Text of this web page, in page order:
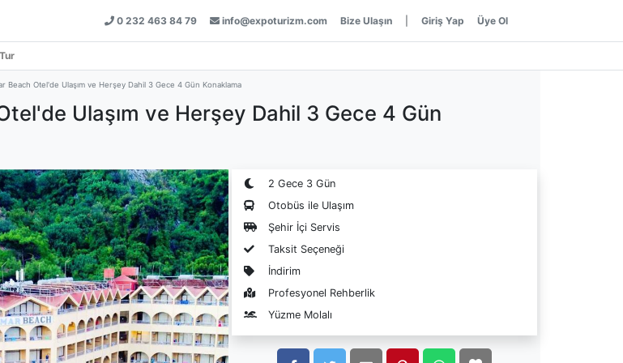
0 232 463 84 79 info@expoturizm.com Bize Ulaşın Giriş Yap Üye Ol
Beach Otel'de Ulaşım ve Herşey Dahil 3 Gece 4 Gün Konaklama
Ulaşım ve Herşey Dahil 3 Gece 4 Gün
2 Gece 3 Gün
Otobüs ile Ulaşım
Şehir İçi Servis
Taksit Seçeneği
İndirim
Profesyonel Rehberlik
Yüzme Molalı